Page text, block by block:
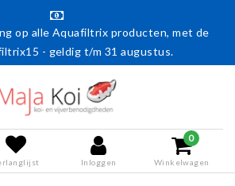
op alle Aquafiltrix producten, met de
- geldig t/m 31 augustus.
Inloggen
0
Winkelwagen